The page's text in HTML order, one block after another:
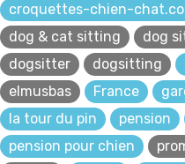
croquettes-chien-
dog & cat sitting
dog
dogsitter
dogsitting
elmusbas
France
la tour du pin
pension
pension pour chien